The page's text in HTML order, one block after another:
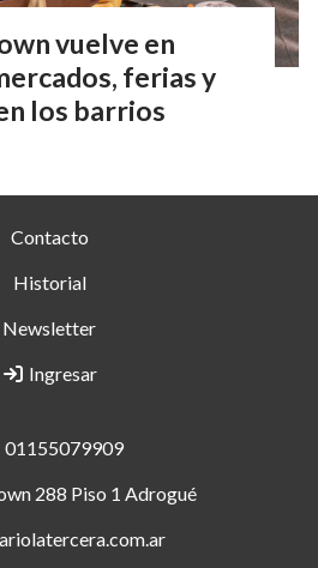
vuelve en
ferias y
los barrios
Contacto
Historial
Newsletter
Ingresar
01155079909
288 Piso 1 Adrogué